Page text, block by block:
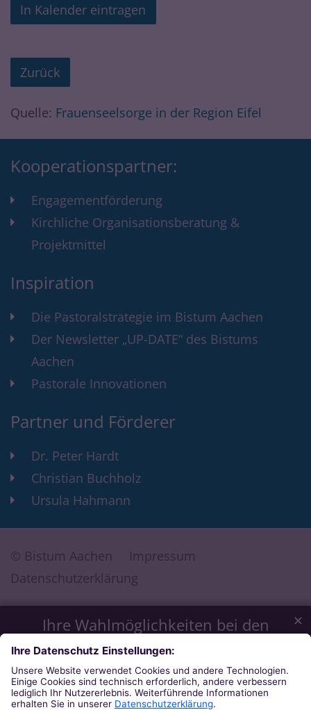
Ihre Wahlmöglichkeiten bei den
Einstellungen zum Datenschutz
Wir möchten Ihnen ein optimales Webseiten-Erlebnis bieten.
Dazu verwenden wir Cookies, die für das Funktionieren
unserer Website notwendig sind. Mit Ihrer Zustimmung
verwenden wir auch Cookies und andere Technologien, die
✕
In Kalender eintragen
Zurück
Quelle: Frauenseelsorge in der Region Eifel
Kooperationspartner:
Engagementförderung
Kirchliche Organisationsberatung &
Projektmittel
Inspiration
Die Pastoralstrategie im Bistum Aachen
Der Newsletter „UP-DATE“ des Bistums
Aachen
Pastorale Innovationen
Partner und Förderer
Dr. Peter Hardt
Christian Buchholz
Ursula Hahmann
© Bistum Aachen
Impressum
Datenschutzerklärung